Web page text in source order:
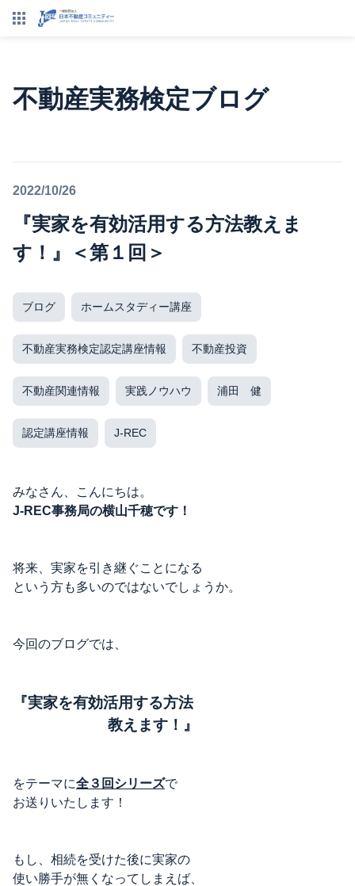
不動産実務検定ブログ
2022/10/26
『実家を有効活用する方法教えま
す！』＜第１回＞
ブログ ホームスタディー講座
不動産実務検定認定講座情報 不動産投資
不動産関連情報 実践ノウハウ 浦田 健
認定講座情報 J-REC
みなさん、こんにちは。
J-REC事務局の横山千穂です！
将来、実家を引き継ぐことになる
という方も多いのではないでしょうか。
今回のブログでは、
『実家を有効活用する方法
教えます！』
をテーマに全３回シリーズで
お送りいたします！
もし、相続を受けた後に実家の
使い勝手が無くなってしまえば、